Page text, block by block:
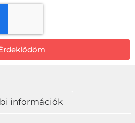
információk